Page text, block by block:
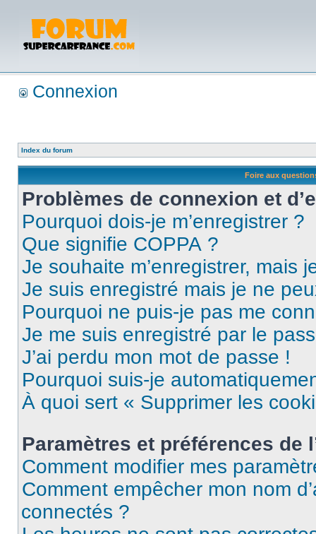
Connexion
Index du forum
Foire aux
Problèmes de connexion et
Pourquoi dois-je m’enregistrer ?
Que signifie COPPA ?
Je souhaite m’enregistrer, mais
Je suis enregistré mais je ne
Pourquoi ne puis-je pas me
Je me suis enregistré par le
J’ai perdu mon mot de passe !
Pourquoi suis-je
À quoi sert « Supprimer les
Paramètres et préférences de
Comment modifier mes
Comment empêcher mon nom
connectés ?